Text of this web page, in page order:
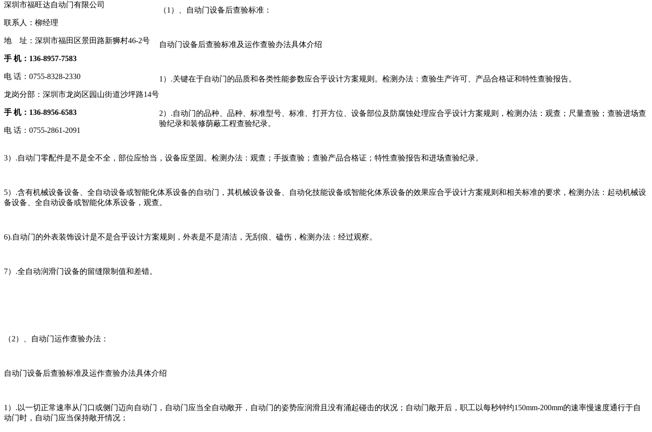
深圳市福旺达自动门有限公司
联系人：柳经理
地 址：深圳市福田区景田路新狮村46-2号
手 机：136-8957-7583
电 话：0755-8328-2330
龙岗分部：深圳市龙岗区园山街道沙坪路14号
手 机：136-8956-6583
电 话：0755-2861-2091
（1）、自动门设备后查验标准：
自动门设备后查验标准及运作查验办法具体介绍
1）.关键在于自动门的品质和各类性能参数应合乎设计方案规则。检测办法：查验生产许可、产品合格证和特性查验报告。
2）.自动门的品种、品种、标准型号、标准、打开方位、设备部位及防腐蚀处理应合乎设计方案规则，检测办法：观查；尺量查验；查验进场查
验纪录和装修荫蔽工程查验纪录。
3）.自动门零配件是不是全不全，部位应恰当，设备应坚固。检测办法：观查；手扳查验；查验产品合格证；特性查验报告和进场查验纪录。
5）.含有机械设备设备、全自动设备或智能化体系设备的自动门，其机械设备设备、自动化技能设备或智能化体系设备的效果应合乎设计方案规则和相关标准的要求，检测办法：起动机械设
备设备、全自动设备或智能化体系设备，观查。
6).自动门的外表装饰设计是不是合乎设计方案规则，外表是不是清洁，无刮痕、磕伤，检测办法：经过观察。
7）.全自动润滑门设备的留缝限制值和差错。
（2）、自动门运作查验办法：
自动门设备后查验标准及运作查验办法具体介绍
1）.以一切正常速率从门口或侧门迈向自动门，自动门应当全自动敞开，自动门的姿势应润滑且没有涌起碰击的状况；自动门敞开后，职工以每秒钟约150mm-200mm的速率慢速度通行于自
动门时，自动门应当保持敞开情况；